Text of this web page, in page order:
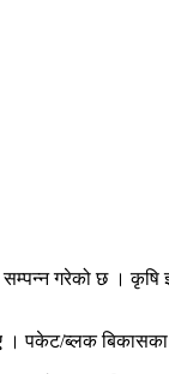
सम्पन्न गरेको छ ।
पकेट/ब्लक बिकासका